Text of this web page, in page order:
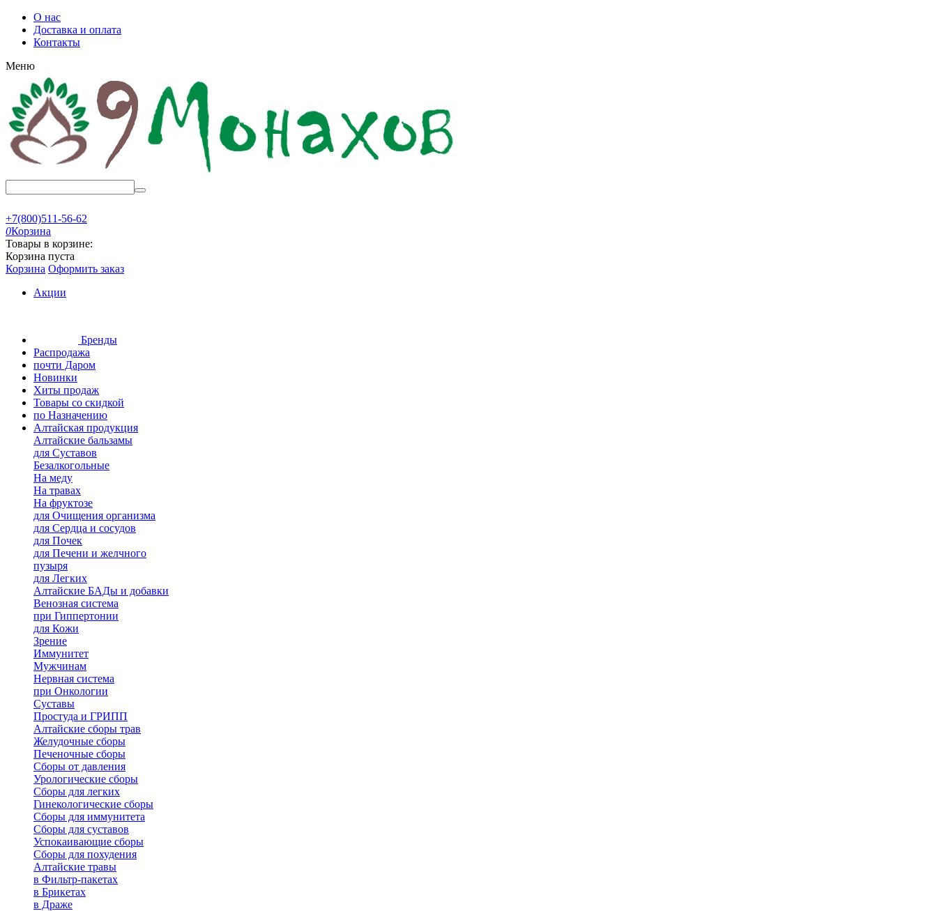
О нас
Доставка и оплата
Контакты
Меню
+7(800)511-56-62
0Корзина
Товары в корзине:
Корзина пуста
Корзина Оформить заказ
Акции
Бренды
Распродажа
почти Даром
Новинки
Хиты продаж
Товары со скидкой
по Назначению
Алтайская продукция
Алтайские бальзамы
для Суставов
Безалкогольные
На меду
На травах
На фруктозе
для Очищения организма
для Сердца и сосудов
для Почек
для Печени и желчного
пузыря
для Легких
Алтайские БАДы и добавки
Венозная система
при Гиппертонии
для Кожи
Зрение
Иммунитет
Мужчинам
Нервная система
при Онкологии
Суставы
Простуда и ГРИПП
Алтайские сборы трав
Желудочные сборы
Печеночные сборы
Сборы от давления
Урологические сборы
Сборы для легких
Гинекологические сборы
Сборы для иммунитета
Сборы для суставов
Успокаивающие сборы
Сборы для похудения
Алтайские травы
в Фильтр-пакетах
в Брикетах
в Драже